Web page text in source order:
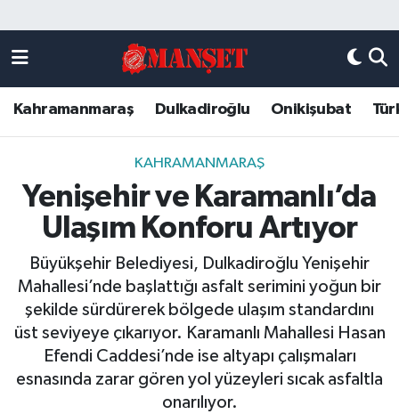
Kahramanmaraş Dulkadiroğlu Onikişubat
KAHRAMANMARAŞ
Yenişehir ve Karamanlı’da
Ulaşım Konforu Artıyor
Büyükşehir Belediyesi, Dulkadiroğlu Yenişehir
Mahallesi’nde başlattığı asfalt serimini yoğun bir
şekilde sürdürerek bölgede ulaşım standardını
üst seviyeye çıkarıyor. Karamanlı Mahallesi Hasan
Efendi Caddesi’nde ise altyapı çalışmaları
esnasında zarar gören yol yüzeyleri sıcak asfaltla
onarılıyor.
DULKADİROĞLU
KAHRAMANMARAŞ
ONİKİŞUBAT
Künye
Kahramanmaraş Nöbetçi Eczaneler
Kahramanmaraş Hava Durumu
Kahramanmaraş Trafik Yoğunluk Haritası
Süper Lig Puan Durumu ve Fikstür
Son Dakika Haberleri
Haber Arşivi